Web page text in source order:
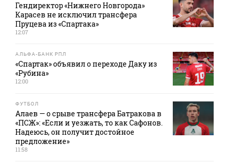
Гендиректор «Нижнего Новгорода»
Карасев не исключил трансфера
Пруцева из «Спартака»
12:07
АЛЬФА-БАНК РПЛ
«Спартак» объявил о переходе Даку из
«Рубина»
12:00
ФУТБОЛ
Алаев — о срыве трансфера Батракова в
«ПСЖ»: «Если и уезжать, то как Сафонов.
Надеюсь, он получит достойное
предложение»
11:58